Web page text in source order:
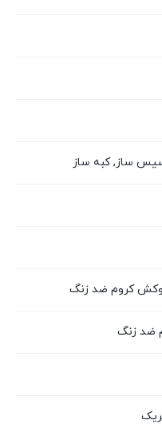
ساز, کبه ساز
کروم ضد زنگ
ضد زنگ